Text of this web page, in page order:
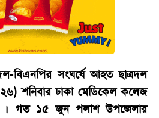
বিএনপির সংঘর্ষে আহত ছাত্রদল
শনিবার ঢাকা মেডিকেল কলেজ
। গত ১৫ জুন পলাশ উপজেলার